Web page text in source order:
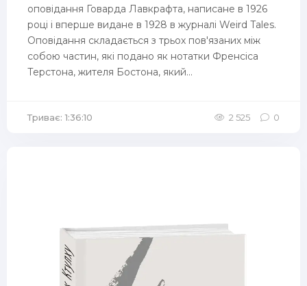
оповідання Говарда Лавкрафта, написане в 1926
році і вперше видане в 1928 в журналі Weird Tales.
Оповідання складається з трьох пов'язаних між
собою частин, які подано як нотатки Френсіса
Терстона, жителя Бостона, який...
Триває: 1:36:10 2 525 0